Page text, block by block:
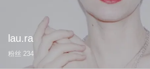
lau.ra
粉丝 234